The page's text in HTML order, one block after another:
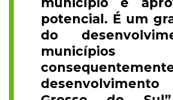
potencial. É um
do